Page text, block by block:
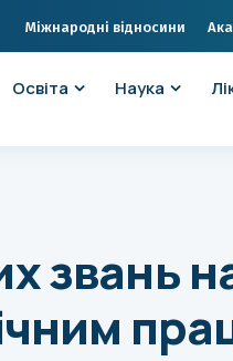
Міжнародні відносини
Освіта Наука
звань